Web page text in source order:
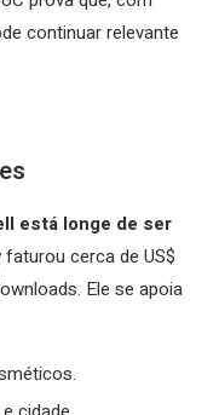
continuar relevante
está longe de ser
faturou cerca de US$
Ele se apoia